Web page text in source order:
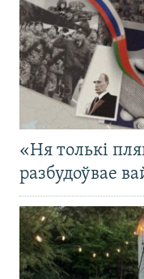
«Ня толькі
разбудоўвае